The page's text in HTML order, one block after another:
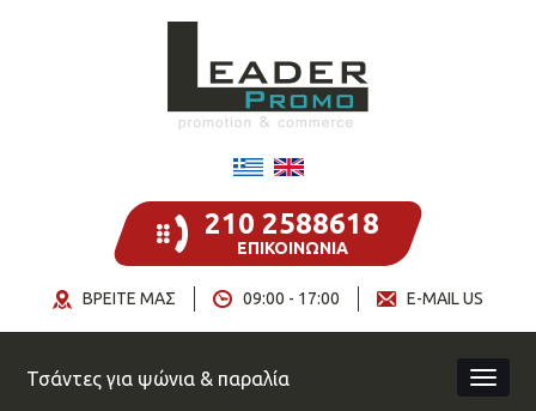
210 2588618
ΕΠΙΚΟΙΝΩΝΙΑ
E-MAIL US
09:00 - 17:00
ΒΡΕΙΤΕ ΜΑΣ
Τσάντες για ψώνια & παραλία